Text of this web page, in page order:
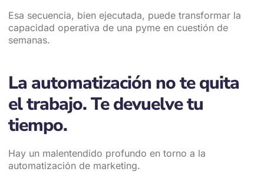
Esa secuencia, bien ejecutada, puede transformar la
capacidad operativa de una pyme en cuestión de
semanas.
La automatización no te quita
el trabajo. Te devuelve tu
tiempo.
Hay un malentendido profundo en torno a la
automatización de marketing.